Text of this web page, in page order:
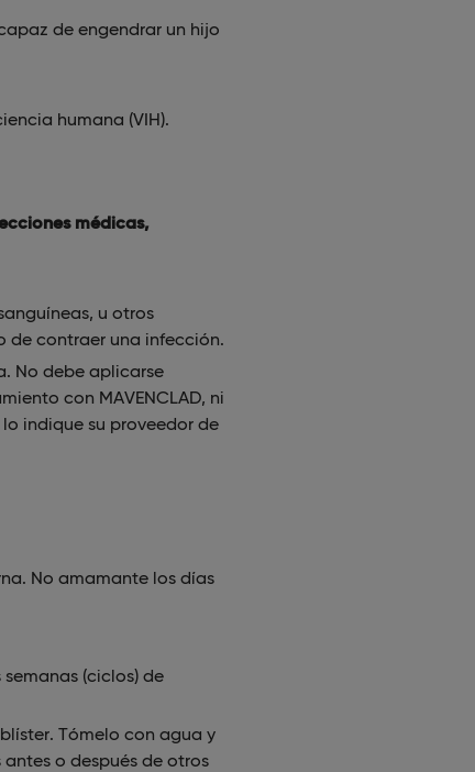
de engendrar un hijo
humana (VIH).
médicas,
u otros
de contraer una infección.
No debe aplicarse
con MAVENCLAD, ni
indique su proveedor de
No amamante los días
(ciclos) de
Tómelo con agua y
o después de otros